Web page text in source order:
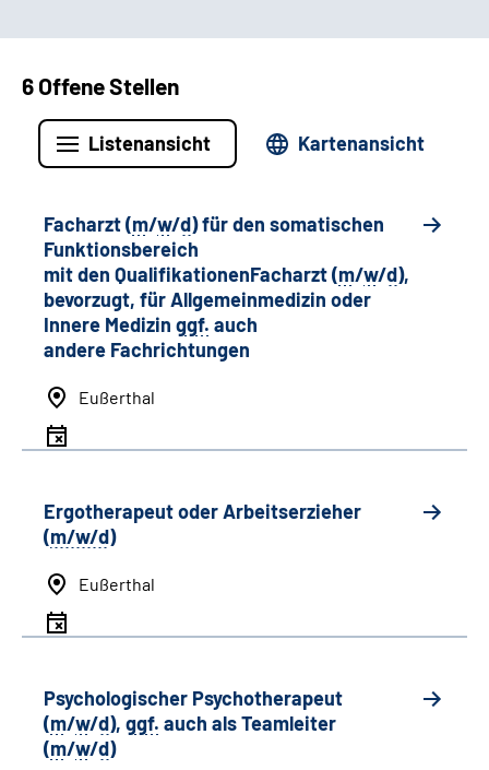
6 Offene Stellen
Listenansicht Kartenansicht
Facharzt (m/w/d) für den somatischen
Funktionsbereich
mit den QualifikationenFacharzt (m/w/d),
bevorzugt, für Allgemeinmedizin oder
Innere Medizin ggf. auch
andere Fachrichtungen
Eußerthal
Ergotherapeut oder Arbeitserzieher
(m/w/d)
Eußerthal
Psychologischer Psychotherapeut
(m/w/d), ggf. auch alsTeamleiter
(m/w/d)